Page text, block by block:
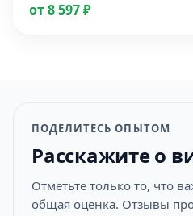
от 8 597 ₽
ПОДЕЛИТЕСЬ ОПЫТОМ
Расскажите о
Отметьте только то, что
общая оценка. Отзывы